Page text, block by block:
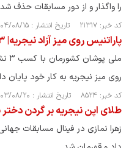
را واگذار و از دور مسابقات حذف
کد خبر: ۲۱۳۱۷ تاریخ انتشار : ۱۴۰۴/۰۸/۱۵
پاراتنیس روی میز آزاد نیجریه| ۳ نشان رنگارنگ برای نمایندگان ایران
روی میز نیجریه به کار خود پایان
کد خبر: ۸۵۲۴ تاریخ انتشار : ۱۴۰۳/۰۸/۲۰
طلای اپن نیجریه بر گردن دختر
زهرا نمازی در فینال مسابقات